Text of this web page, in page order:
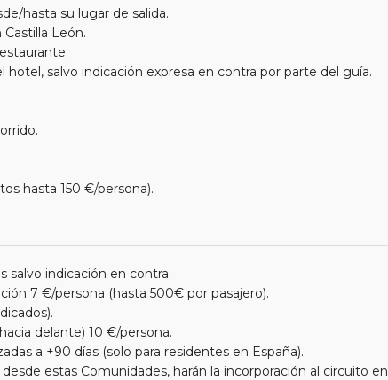
hasta su lugar de salida.
León.
hotel, salvo indicación expresa en contra por parte del guía.
hasta 150 €/persona).
salvo indicación en contra.
7 €/persona (hasta 500€ por pasajero).
delante) 10 €/persona.
a +90 días (solo para residentes en España).
estas Comunidades, harán la incorporación al circuito en